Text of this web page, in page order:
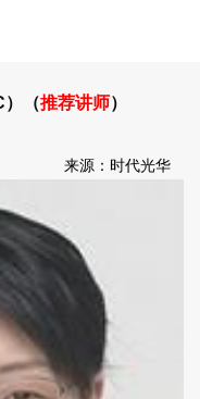
）（推荐讲师）
来源：时代光华